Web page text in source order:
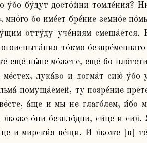
у́бо бу́дут досто́йни томле́ния?
мно́го бо име́ет бре́ние земно́е
отту́ду уче́ниям
то́кмо
еще́ ны́не мо́жете, еще́ бо
ме́стех, лука́во и догма́т сию́
помуща́емей, ту позре́ние
а́ще и мы не глаго́лем, и́бо
о́ни безпло́дни, си́це и
и мирски́я ве́щи. И я́коже [в]